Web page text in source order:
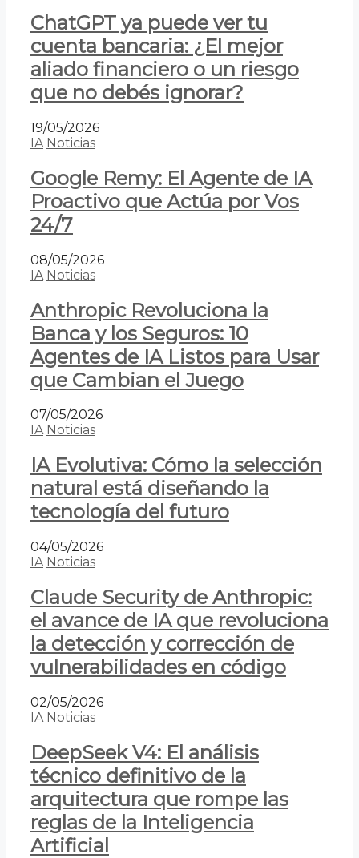
ChatGPT ya puede ver tu
cuenta bancaria: ¿El mejor
aliado financiero o un riesgo
que no debés ignorar?
19/05/2026
IA Noticias
Google Remy: El Agente de IA
Proactivo que Actúa por Vos
24/7
08/05/2026
IA Noticias
Anthropic Revoluciona la
Banca y los Seguros: 10
Agentes de IA Listos para Usar
que Cambian el Juego
07/05/2026
IA Noticias
IA Evolutiva: Cómo la selección
natural está diseñando la
tecnología del futuro
04/05/2026
IA Noticias
Claude Security de Anthropic:
el avance de IA que revoluciona
la detección y corrección de
vulnerabilidades en código
02/05/2026
IA Noticias
DeepSeek V4: El análisis
técnico definitivo de la
arquitectura que rompe las
reglas de la Inteligencia
Artificial